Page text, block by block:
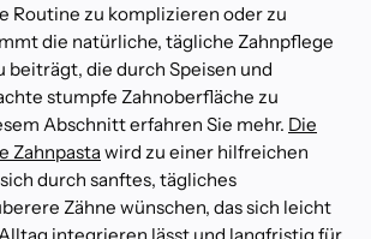
Routine zu komplizieren oder zu
die natürliche, tägliche Zahnpflege
beiträgt, die durch Speisen und
stumpfe Zahnoberfläche zu
Abschnitt erfahren Sie mehr. Die
Zahnpasta wird zu einer hilfreichen
durch sanftes, tägliches
Zähne wünschen, das sich leicht